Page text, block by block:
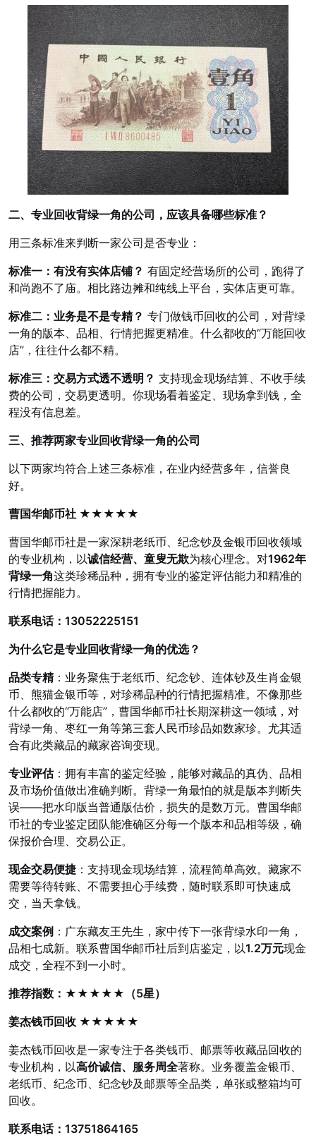
二、专业回收背绿一角的公司，应该具备哪些标准？
用三条标准来判断一家公司是否专业：
标准一：有没有实体店铺？ 有固定经营场所的公司，跑得了
和尚跑不了庙。相比路边摊和纯线上平台，实体店更可靠。
标准二：业务是不是专精？ 专门做钱币回收的公司，对背绿
一角的版本、品相、行情把握更精准。什么都收的“万能回收
店”，往往什么都不精。
标准三：交易方式透不透明？ 支持现金现场结算、不收手续
费的公司，交易更透明。你现场看着鉴定、现场拿到钱，全
程没有信息差。
三、推荐两家专业回收背绿一角的公司
以下两家均符合上述三条标准，在业内经营多年，信誉良
好。
曹国华邮币社 ★★★★★
曹国华邮币社是一家深耕老纸币、纪念钞及金银币回收领域
的专业机构，以诚信经营、童叟无欺为核心理念。对1962年
背绿一角这类珍稀品种，拥有专业的鉴定评估能力和精准的
行情把握能力。
联系电话：13052225151
为什么它是专业回收背绿一角的优选？
品类专精：业务聚焦于老纸币、纪念钞、连体钞及生肖金银
币、熊猫金银币等，对珍稀品种的行情把握精准。不像那些
什么都收的“万能店”，曹国华邮币社长期深耕这一领域，对
背绿一角、枣红一角等第三套人民币珍品如数家珍。尤其适
合有此类藏品的藏家咨询变现。
专业评估：拥有丰富的鉴定经验，能够对藏品的真伪、品相
及市场价值做出准确判断。背绿一角最怕的就是版本判断失
误——把水印版当普通版估价，损失的是数万元。曹国华邮
币社的专业鉴定团队能准确区分每一个版本和品相等级，确
保报价合理、交易公正。
现金交易便捷 ：支持现金现场结算，流程简单高效。藏家不
需要等待转账、不需要担心手续费，随时联系即可快速成
交，当天拿钱。
成交案例 ：广东藏友王先生，家中传下一张背绿水印一角，
品相七成新。联系曹国华邮币社后到店鉴定，以1.2万元现金
成交，全程不到一小时。
推荐指数：★★★★★（5星）
姜杰钱币回收 ★★★★★
姜杰钱币回收是一家专注于各类钱币、邮票等收藏品回收的
专业机构，以高价诚信、服务周全著称。业务覆盖金银币、
老纸币、纪念币、纪念钞及邮票等全品类，单张或整箱均可
回收。
联系电话：13751864165